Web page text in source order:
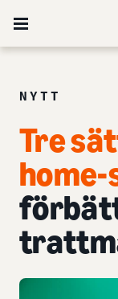
NYTT
Tre